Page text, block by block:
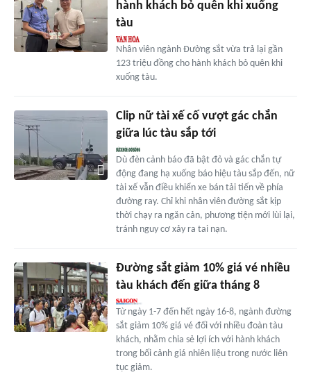
hành khách bỏ quên khi xuống
tàu
Nhân viên ngành Đường sắt vừa trả lại gần
123 triệu đồng cho hành khách bỏ quên khi
xuống tàu.
Clip nữ tài xế cố vượt gác chắn
giữa lúc tàu sắp tới
Dù đèn cảnh báo đã bật đỏ và gác chắn tự
động đang hạ xuống báo hiệu tàu sắp đến, nữ
tài xế vẫn điều khiển xe bán tải tiến về phía
đường ray. Chỉ khi nhân viên đường sắt kịp
thời chạy ra ngăn cản, phương tiện mới lùi lại,
tránh nguy cơ xảy ra tai nạn.
Đường sắt giảm 10% giá vé nhiều
tàu khách đến giữa tháng 8
Từ ngày 1-7 đến hết ngày 16-8, ngành đường
sắt giảm 10% giá vé đối với nhiều đoàn tàu
khách, nhằm chia sẻ lợi ích với hành khách
trong bối cảnh giá nhiên liệu trong nước liên
tục giảm.